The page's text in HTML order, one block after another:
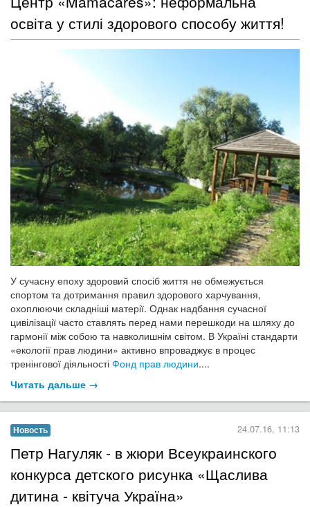
освіта у стилі здорового способу життя!
У сучасну епоху здоровий спосіб життя не обмежується
спортом та дотримання правил здорового харчування,
охоплюючи складніші матерії. Однак надбання сучасної
цивілізації часто ставлять перед нами перешкоди на шляху до
гармонії між собою та навколишнім світом. В Україні стандарти
«екології прав людини» активно впроваджує в процес
тренінгової діяльності Фонд прав людини....
Читать дальше →
Новость 24.07.16, 11:13
Петр Нагуляк - в жюри Всеукраинского
конкурса детского рисунка «Щаслива
дитина - квітуча Україна»